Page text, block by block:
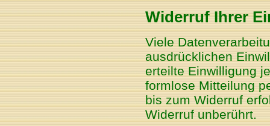
Widerruf Ihrer
Viele
ausdrücklichen
erteilte Einwilligung
formlose Mitteilung
bis zum Widerruf
Widerruf unberührt.